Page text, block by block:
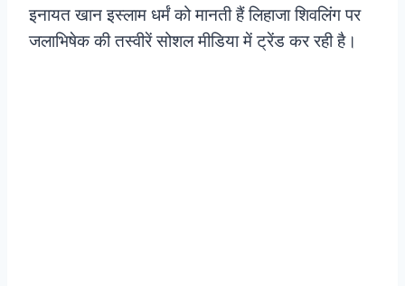
इनायत खान इस्लाम धर्मं को मानती हैं लिहाजा शिवलिंग पर
जलाभिषेक की तस्वीरें सोशल मीडिया में ट्रेंड कर रही है।